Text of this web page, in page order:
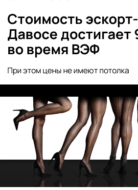
Стоимость
Давосе достигает
во время ВЭФ
При этом цены не имеют потолка